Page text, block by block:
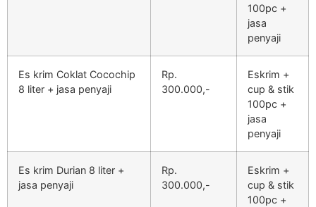
100pc +
jasa
penyaji
Es krim Coklat Cocochip
8 liter + jasa penyaji
Rp.
300.000,-
Eskrim +
cup & stik
100pc +
jasa
penyaji
Es krim Durian 8 liter +
jasa penyaji
Rp.
300.000,-
Eskrim +
cup & stik
100pc +